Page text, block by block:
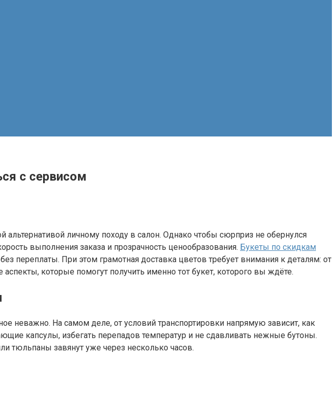
с сервисом
личному походу в салон. Однако чтобы сюрприз не обернулся
выполнения заказа и прозрачность ценообразования. Букеты по скидкам
переплаты. При этом грамотная доставка цветов требует внимания к деталям: от
которые помогут получить именно тот букет, которого вы ждёте.
неважно. На самом деле, от условий транспортировки напрямую зависит, как
капсулы, избегать перепадов температур и не сдавливать нежные бутоны.
тюльпаны завянут уже через несколько часов.